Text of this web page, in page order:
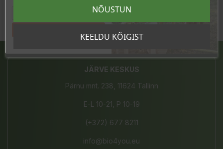
JÄRVE KESKUS
Pärnu mnt. 238, 11624 Tallinn
E-L 10-21, P 10-19
(+372) 677 8211
info@bio4you.eu
KEELDU KÕIGIST
NÕUSTUN